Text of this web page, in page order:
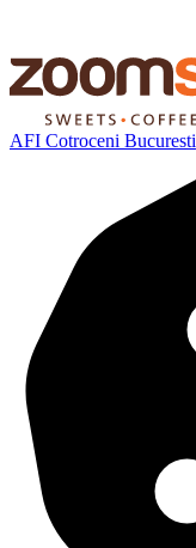
AFI Cotroceni Bucuresti